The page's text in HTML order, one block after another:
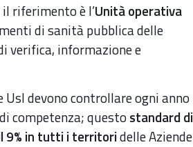
il riferimento è l’Unità operativa
di sanità pubblica delle
verifica, informazione e
Usl devono controllare ogni anno
competenza; questostandard di
9% in tutti i territoridelle Aziende